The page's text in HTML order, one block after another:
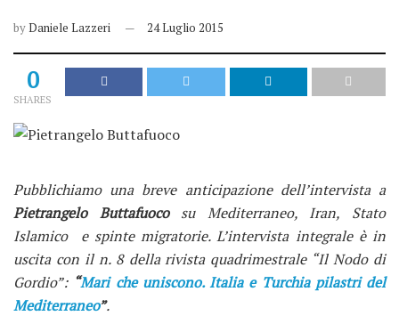
byDaniele Lazzeri 24 Luglio 2015
0
SHARES
Pubblichiamo una breve anticipazione dell’intervista a
Pietrangelo Buttafuocosu Mediterraneo, Iran, Stato
Islamico e spinte migratorie.L’intervista integrale è in
uscita con il n. 8 della rivista quadrimestrale “Il Nodo di
Gordio”: “Mari che uniscono. Italia e Turchia pilastri del
Mediterraneo”.